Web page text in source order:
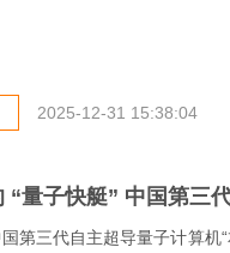
2025-12-31 15:38:04
第三代自主超导量子计算机